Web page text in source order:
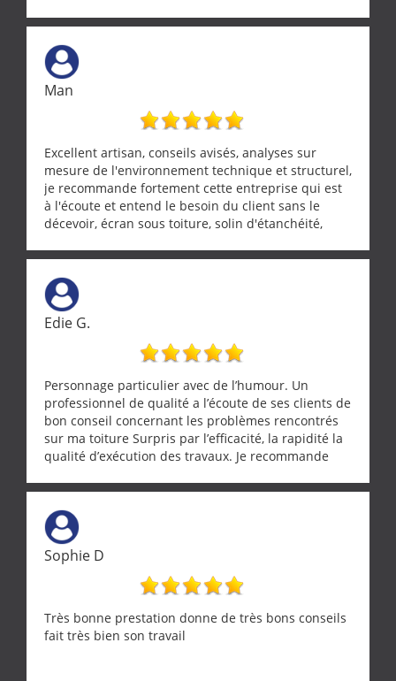
Man
Excellent artisan, conseils avisés, analyses sur
mesure de l'environnement technique et structurel,
je recommande fortement cette entreprise qui est
à l'écoute et entend le besoin du client sans le
décevoir, écran sous toiture, solin d'étanchéité,
récupérateur d'eau, tout a été parfaitement mis en
œuvre sans besoin d'y revenir. confiance assurée.
Edie G.
Personnage particulier avec de l’humour. Un
professionnel de qualité a l’écoute de ses clients de
bon conseil concernant les problèmes rencontrés
sur ma toiture Surpris par l’efficacité, la rapidité la
qualité d’exécution des travaux. Je recommande
Sophie D
Très bonne prestation donne de très bons conseils
fait très bien son travail